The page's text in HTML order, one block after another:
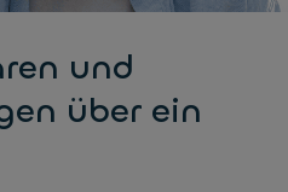
und
über ein